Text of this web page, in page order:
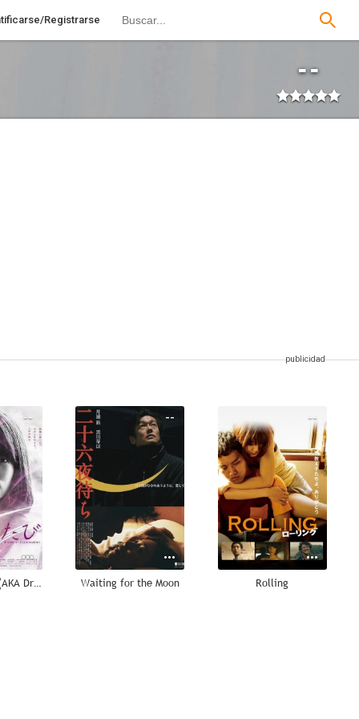
Registrarse
--
--
Hikari no tabi (AKA Dream of Illumination)
--
Waiting for the Moon
--
Rolling